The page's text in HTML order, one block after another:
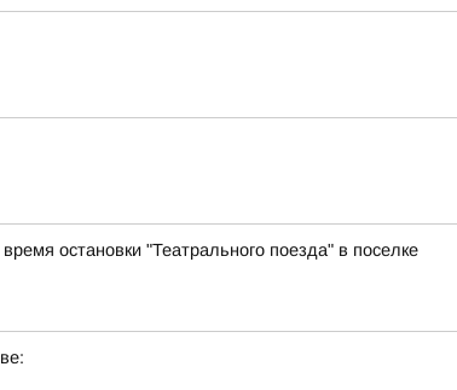
остановки "Театрального поезда" в поселке